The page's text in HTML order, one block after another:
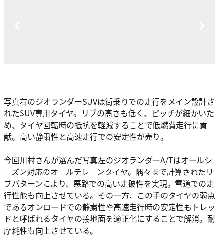
写真右のジオランダーSUVは街乗りでの走行をメイン設計さ
れたSUV専用タイヤ。リブの高さも低く、ピッチが細かいた
め、タイヤ回転時の抵抗を軽減することで低燃費走行に貢
献。高い静粛性と高速走行での安定性が売り。
今回川村さんが選んだ写真左のジオランダーA/Tはオールシ
ーズン対応のオールテレーンタイヤ。隅々まで計算されたリ
ブパターンにより、 悪路での高い走破性を実現。雪道での走
行性能も向上させている。その一方、この手のタイヤの弱点
であるオンロードでの静粛性や高速走行時の安定性もトレッ
ドと呼ばれるタイヤの接地面を適正化にすることで解消。耐
摩耗性も向上させている。